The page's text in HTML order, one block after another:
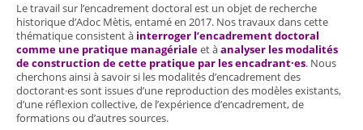
L’entreprise
Références
Contact
Le travail sur l’encadrement doctoral est un objet de recherche
historique d’Adoc Mètis, entamé en 2017. Nos travaux dans cette
thématique consistent à interroger l’encadrement doctoral
comme une pratique managérialeet àanalyser les modalités
de construction de cette pratique par les encadrant·es. Nous
cherchons ainsi à savoir si les modalités d’encadrement des
doctorant·es sont issues d’une reproduction des modèles existants,
d’une réflexion collective, de l’expérience d’encadrement, de
formations ou d’autres sources.